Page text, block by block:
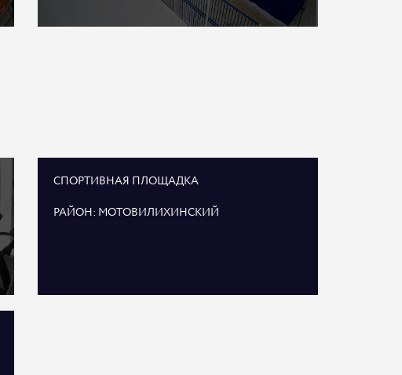
СПОРТИВНАЯ ПЛОЩАДКА
РАЙОН: МОТОВИЛИХИНСКИЙ